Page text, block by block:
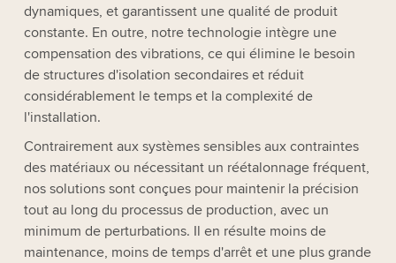
dynamiques, et garantissent une qualité de produit
constante. En outre, notre technologie intègre une
compensation des vibrations, ce qui élimine le besoin
de structures d'isolation secondaires et réduit
considérablement le temps et la complexité de
l'installation.
Contrairement aux systèmes sensibles aux contraintes
des matériaux ou nécessitant un réétalonnage fréquent,
nos solutions sont conçues pour maintenir la précision
tout au long du processus de production, avec un
minimum de perturbations. Il en résulte moins de
maintenance, moins de temps d'arrêt et une plus grande